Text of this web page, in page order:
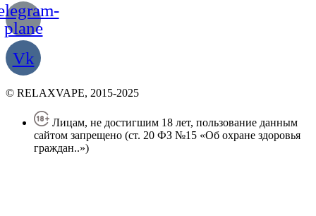
plane
Vk
© RELAXVAPE, 2015-2025
Лицам, не достигшим 18 лет, пользование данным
сайтом запрещено (ст. 20 ФЗ №15 «Об охране здоровья
граждан..»)